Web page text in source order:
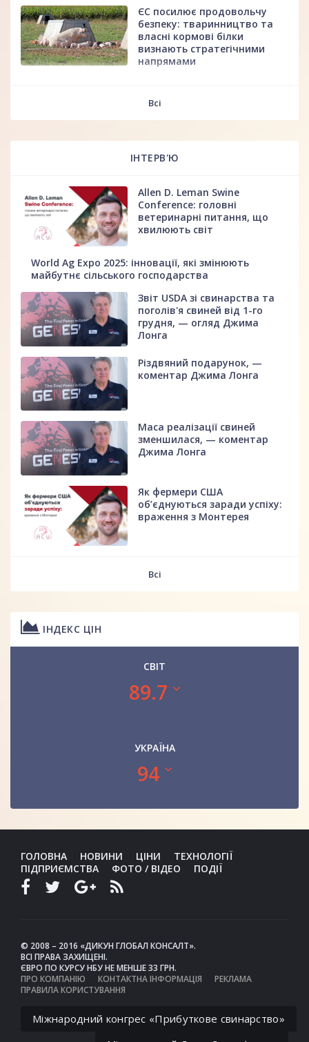
ЄС посилює продовольчу
безпеку: тваринництво та
власні кормові білки
визнають стратегічними
напрямами
Всі
ІНТЕРВ'Ю
Allen D. Leman Swine
Conference: головні
ветеринарні питання, що
хвилюють світ
World Ag Expo 2025: інновації, які змінюють
майбутнє сільського господарства
Звіт USDA зі свинарства та
поголів'я свиней від 1-го
грудня, — огляд Джима
Лонга
Різдвяний подарунок, —
коментар Джима Лонга
Маса реалізації свиней
зменшилася, — коментар
Джима Лонга
Як фермери США
об’єднуються заради успіху:
враження з Монтерея
Всі
ІНДЕКС ЦІН
СВІТ
89.7
УКРАЇНА
94
ГОЛОВНА НОВИНИ ЦІНИ
ТЕХНОЛОГІЇ
ПІДПРИЄМСТВА
ФОТО / ВІДЕО ПОДІЇ
© 2008 – 2016 «ДИКУН ГЛОБАЛ КОНСАЛТ».
ВСІ ПРАВА ЗАХИЩЕНІ.
ЄВРО ПО КУРСУ НБУ НЕ МЕНШЕ 33 ГРН.
ПРО КОМПАНІЮ
КОНТАКТНА ІНФОРМАЦІЯ
РЕКЛАМА
ПРАВИЛА КОРИСТУВАННЯ
Міжнародний конгрес «Прибуткове свинарство»